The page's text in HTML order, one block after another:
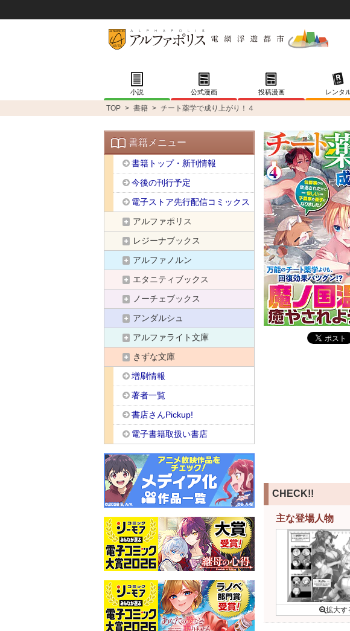
小説 公式漫画 投稿漫画 レンタ
TOP > 書籍 > チート薬学で成り上がり！４
CHECK!!
主な登場人物
書籍メニュー
書籍トップ・新刊情報
今後の刊行予定
電子ストア先行配信コミックス
アルファポリス
レジーナブックス
アルファノルン
エタニティブックス
ノーチェブックス
アンダルシュ
アルファライト文庫
きずな文庫
増刷情報
著者一覧
書店さんPickup!
電子書籍取扱い書店